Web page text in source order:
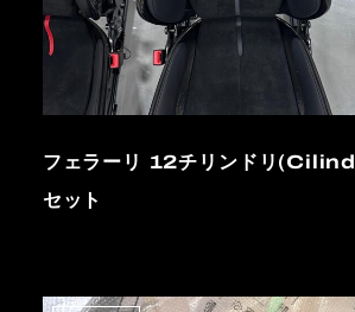
フェラーリ 12チリンドリ
セット